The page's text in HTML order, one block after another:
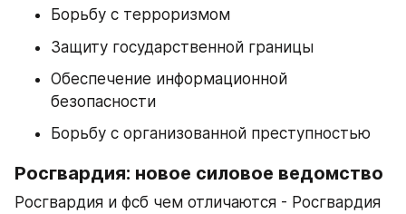
Борьбу с терроризмом
Защиту государственной границы
Обеспечение информационной
безопасности
Борьбу с организованной преступностью
Росгвардия: новое силовое ведомство
Росгвардия и фсб чем отличаются - Росгвардия